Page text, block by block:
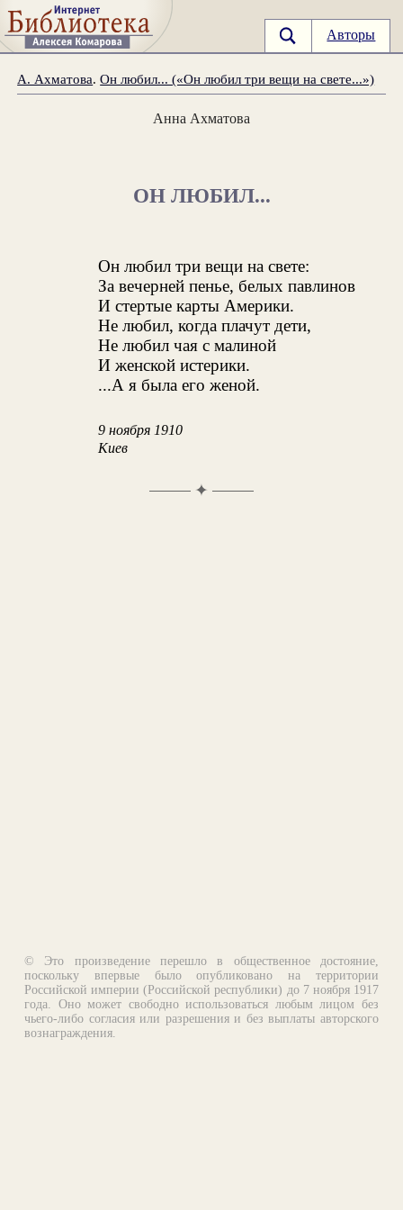
Авторы
А. Ахматова.Он любил... («Он любил три вещи на свете...»)
Анна Ахматова
ОН ЛЮБИЛ...
Он любил три вещи на свете:
За вечерней пенье, белых павлинов
И стертые карты Америки.
Не любил, когда плачут дети,
Не любил чая с малиной
И женской истерики.
...А я была его женой.
9 ноября 1910
Киев
✦
© Это произведение перешло в общественное достояние,
поскольку впервые было опубликовано на территории
Российской империи (Российской республики) до 7 ноября 1917
года. Оно может свободно использоваться любым лицом без
чьего-либо согласия или разрешения и без выплаты авторского
вознаграждения.